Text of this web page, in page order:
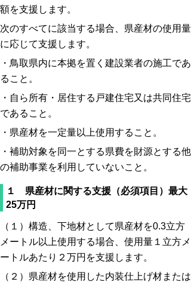
額を支援します。
次のすべてに該当する場合、県産材の使用量
に応じて支援します。
・鳥取県内に本拠を置く建設業者の施工であ
ること。
・自ら所有・居住する戸建住宅又は共同住宅
であること。
・県産材を一定量以上使用すること。
・補助対象を同一とする県費を財源とする他
の補助事業を利用していないこと。
１ 県産材に関する支援（必須項目）最大
25万円
（１）構造、下地材として県産材を0.3立方
メートル以上使用する場合、使用量１立方メ
ートルあたり２万円を支援します。
（２）県産材を使用した内装仕上げ材または